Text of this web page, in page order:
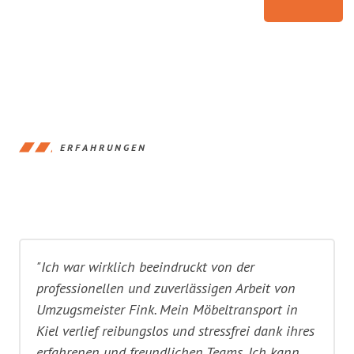
ERFAHRUNGEN
"Ich war wirklich beeindruckt von der
professionellen und zuverlässigen Arbeit von
Umzugsmeister Fink. Mein Möbeltransport in
Kiel verlief reibungslos und stressfrei dank ihres